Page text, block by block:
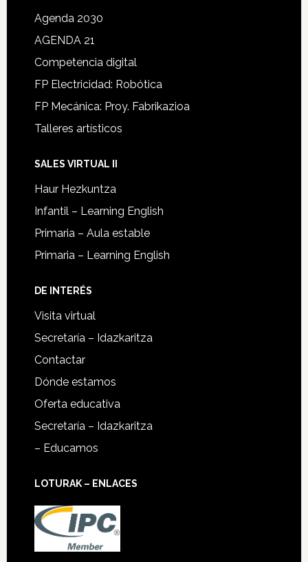
Agenda 2030
AGENDA 21
Competencia digital
FP Electricidad: Robótica
FP Mecánica: Proy. Fabrikazioa
Talleres artísticos
SALES VIRTUAL II
Haur Hezkuntza
Infantil – Learning English
Primaria – Aula estable
Primaria – Learning English
DE INTERÉS
Visita virtual
Secretaría – Idazkaritza
Contactar
Dónde estamos
Oferta educativa
Secretaría – Idazkaritza
– Educamos
LOTURAK – ENLACES